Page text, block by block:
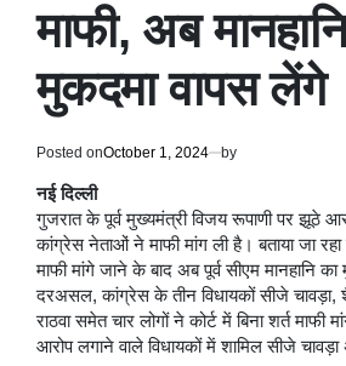
माफी, अब
मुकदमा वापस लेंगे
Posted onOctober 1, 2024 by
नई दिल्ली
गुजरात के पूर्व मुख्यमंत्री विजय रूपाणी पर झूठे
कांग्रेस नेताओं ने माफी मांग ली है। बताया जा रहा
माफी मांगे जाने के बाद अब पूर्व सीएम मानहानि
दरअसल, कांग्रेस के तीन विधायकों सीजे
राठवा समेत चार लोगों ने कोर्ट में बिना शर्त माफी
आरोप लगाने वाले विधायकों में शामिल सीजे